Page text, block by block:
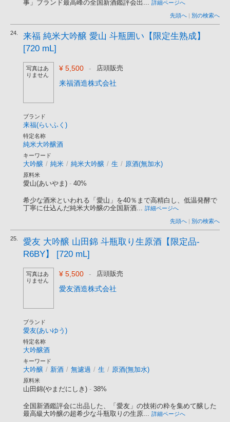
事」ブランド最高峰の全国新酒鑑評会出... 詳細ページへ
先頭へ | 別の検索へ
24.
来福 純米大吟醸 愛山 斗瓶囲い【限定生熟成】
[720 mL]
写真はあ
りません
¥ 5,500 - 店頭販売
来福酒造株式会社
ブランド
来福(らいふく)
特定名称
純米大吟醸酒
キーワード
大吟醸 / 純米 / 純米大吟醸 / 生 / 原酒(無加水)
原料米
愛山(あいやま) - 40%
希少な酒米といわれる「愛山」を40％まで高精白し、低温発酵で
丁寧に仕込んだ純米大吟醸の全国新酒... 詳細ページへ
先頭へ | 別の検索へ
25.
愛友 大吟醸 山田錦 斗瓶取り生原酒【限定品-
R6BY】 [720 mL]
写真はあ
りません
¥ 5,500 - 店頭販売
愛友酒造株式会社
ブランド
愛友(あいゆう)
特定名称
大吟醸酒
キーワード
大吟醸 / 新酒 / 無濾過 / 生 / 原酒(無加水)
原料米
山田錦(やまだにしき) - 38%
全国新酒鑑評会に出品した、「愛友」の技術の粋を集めて醸した
最高級大吟醸の超希少な斗瓶取りの生原... 詳細ページへ